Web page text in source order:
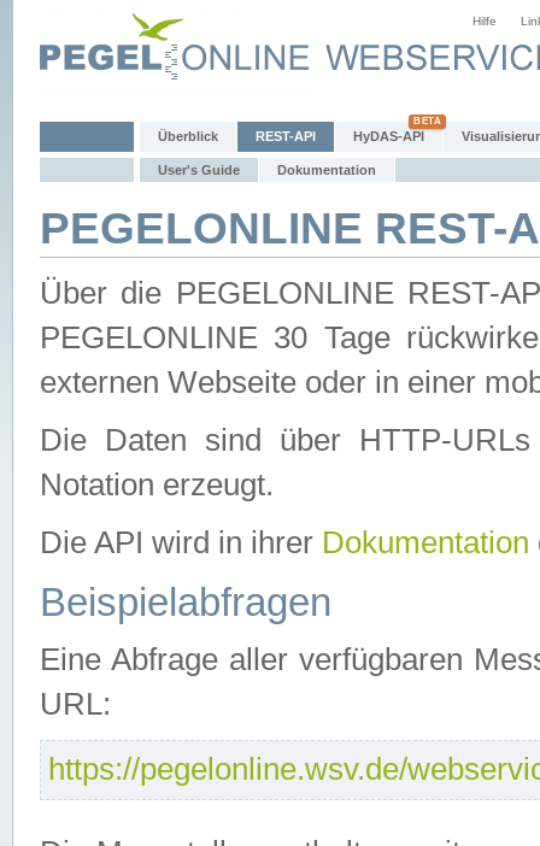
Hilfe
Überblick REST-API HyDAS-API
User's Guide Dokumentation
PEGELONLINE REST-
Über die PEGELONLINE REST-
PEGELONLINE 30 Tage
externen Webseite oder in einer
Die Daten sind über HTTP-
Notation erzeugt.
Die API wird in ihrer Dokumentation
Beispielabfragen
Eine Abfrage aller verfügbaren
URL:
https://pegelonline.wsv.de/